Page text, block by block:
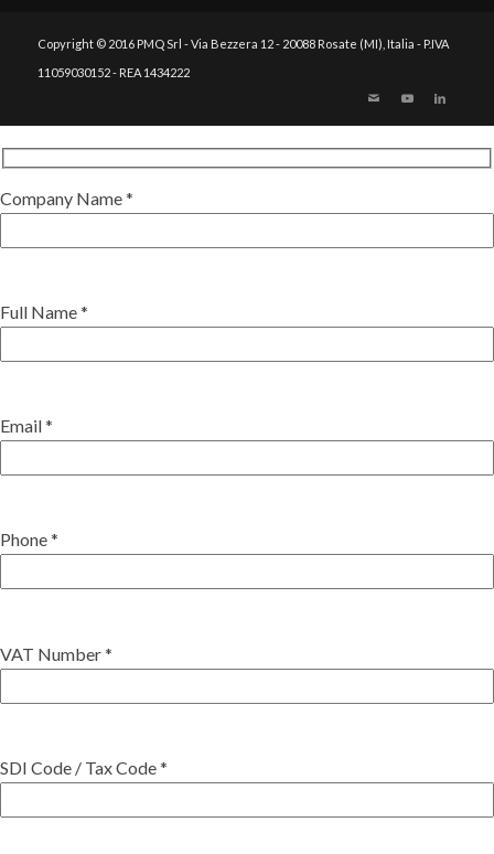
Copyright © 2016 PMQ Srl - Via Bezzera 12 - 20088 Rosate (MI), Italia - P.IVA
11059030152 - REA 1434222
Company Name *
Full Name *
Email *
Phone *
VAT Number *
SDI Code / Tax Code *